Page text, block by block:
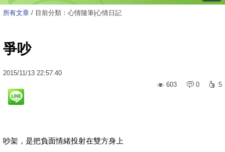
所有文章 / 目前分類：心情隨筆|心情日記
爭吵
2015/11/13 22:57:40
603
0 5
吵架，是把負面情緒投射在雙方身上